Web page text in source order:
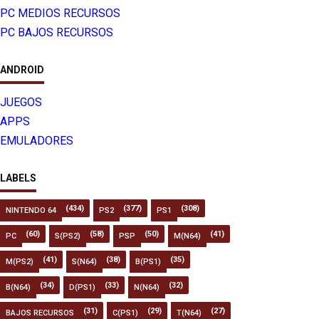
PC MEDIOS RECURSOS
PC BAJOS RECURSOS
ANDROID
JUEGOS
APPS
EMULADORES
LABELS
NINTENDO 64 (434) PS2 (377) PS1 (308)
PC (60) S(PS2) (58) PSP (50) M(N64) (41)
M(PS2) (41) S(N64) (38) B(PS1) (35)
B(N64) (34) D(PS1) (33) N(N64) (32)
BAJOS RECURSOS (31) C(PS1) (29) T(N64) (27)